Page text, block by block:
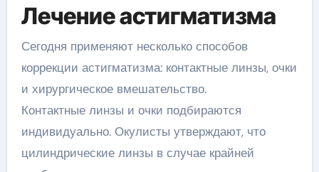
Лечение астигматизма
Сегодня применяют несколько способов
коррекции астигматизма: контактные линзы, очки
и хирургическое вмешательство.
Контактные линзы и очки подбираются
индивидуально. Окулисты утверждают, что
цилиндрические линзы в случае крайней